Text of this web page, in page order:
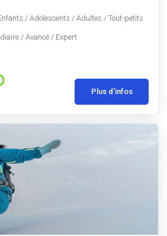
/ Adolescents / Adultes / Tout-petits
/ Avancé / Expert
Plus d'infos